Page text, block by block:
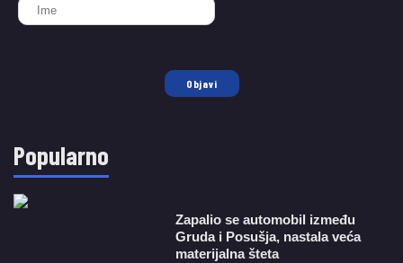
Objavi
Popularno
Zapalio se automobil između
Gruda i Posušja, nastala veća
materijalna šteta